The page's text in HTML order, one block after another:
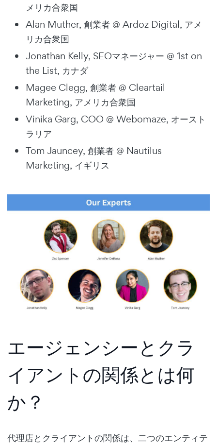
メリカ合衆国
Alan Muther, 創業者 @ Ardoz Digital, アメ
リカ合衆国
Jonathan Kelly, SEOマネージャー @ 1st on
the List, カナダ
Magee Clegg, 創業者 @ Cleartail
Marketing, アメリカ合衆国
Vinika Garg, COO @ Webomaze, オースト
ラリア
Tom Jauncey, 創業者 @ Nautilus
Marketing, イギリス
エージェンシーとクラ
イアントの関係とは何
か？
代理店とクライアントの関係は、二つのエンティテ